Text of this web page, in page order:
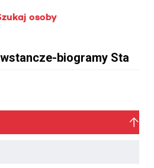
osoby